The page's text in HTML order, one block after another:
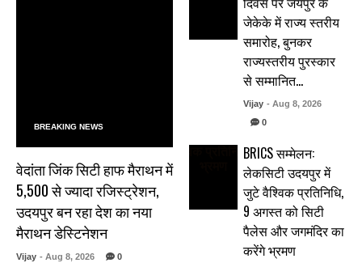
BREAKING NEWS
वेदांता जिंक सिटी हाफ मैराथन में
5,500 से ज्यादा रजिस्ट्रेशन,
उदयपुर बन रहा देश का नया
मैराथन डेस्टिनेशन
Vijay - Aug 8, 2026 0
जेकेके में राज्य स्तरीय
समारोह, बुनकर
राज्यस्तरीय पुरस्कार
से सम्मानित…
Vijay - Aug 8, 2026
0
BRICS सम्मेलन:
लेकसिटी उदयपुर में
जुटे वैश्विक प्रतिनिधि,
9 अगस्त को सिटी
पैलेस और जगमंदिर का
करेंगे भ्रमण